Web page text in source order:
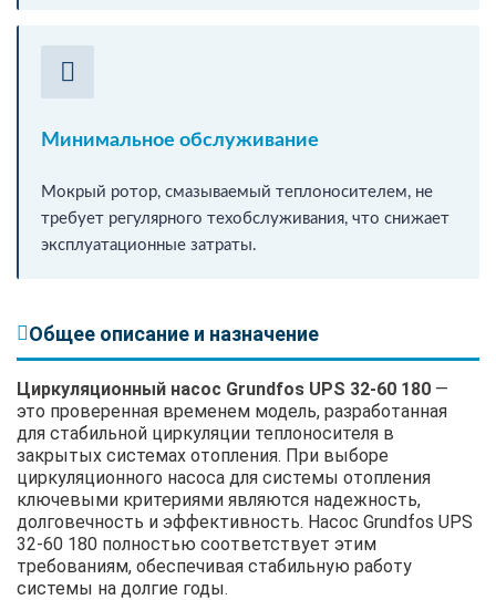
Минимальное обслуживание
Мокрый ротор, смазываемый теплоносителем, не
требует регулярного техобслуживания, что снижает
эксплуатационные затраты.
Общее описание и назначение
Циркуляционный насос Grundfos UPS 32-60 180 —
это проверенная временем модель, разработанная
для стабильной циркуляции теплоносителя в
закрытых системах отопления. При выборе
циркуляционного насоса для системы отопления
ключевыми критериями являются надежность,
долговечность и эффективность. Насос Grundfos UPS
32-60 180 полностью соответствует этим
требованиям, обеспечивая стабильную работу
системы на долгие годы.